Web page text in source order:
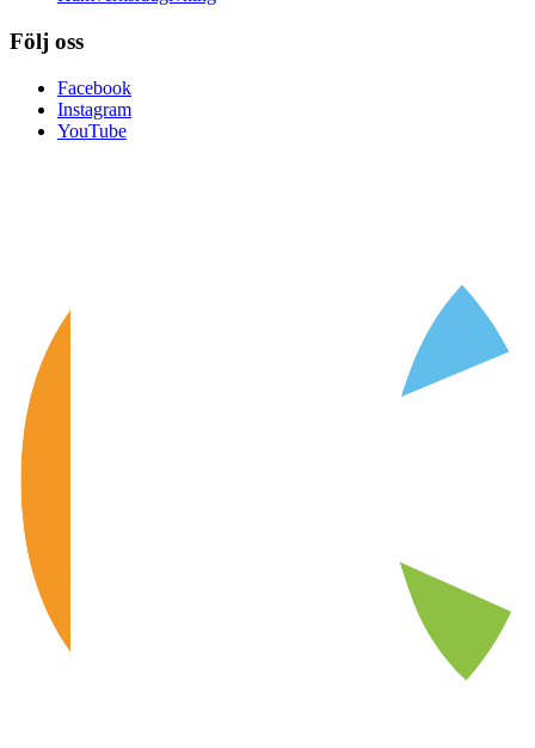
Följ oss
Facebook
Instagram
YouTube